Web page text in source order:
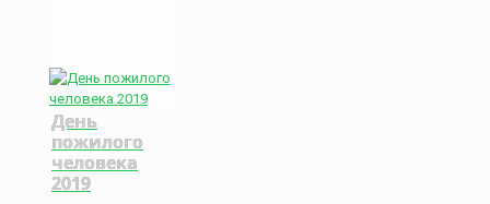
День
пожилого
человека
2019